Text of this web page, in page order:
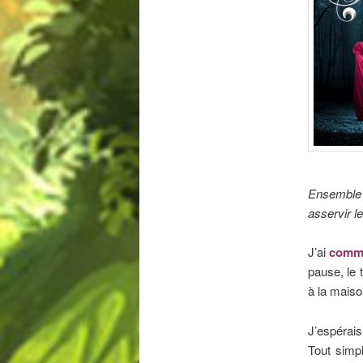
asservir
J’ai
pause, le
à la
Tout